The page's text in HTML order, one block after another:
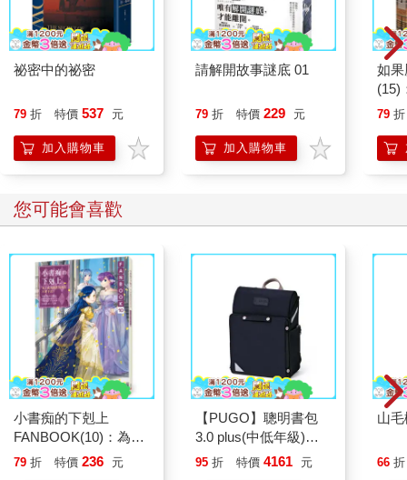
“也不是為我吧，尋根情意結髮作？CHN 102。她原本說和聽都勉
強會一點。終於學會寫她那草字頭的名字。原來是趙大眼的那
個‘薇’，咳！”張大言若有憾，心實喜之地眉飛色舞，“但是效果簡
直無聊。她那變態中文老師，上次發下一張表格，要求學生們弄
人物關係……我先暈了半天，蘇醒過來後，畫了X軸和Y軸，用四
個象限代表父系母系，男和女，費了吃奶的勁，解釋到半夜兩
點，才幫她理解過關。結果是最近她迷上看還豬，一邊看一邊向
“靠，那老師居心真與張導有一拼。”李三附議道。
“難得她情緒這麼高，有望被培養成中華文明的死忠扇子，”我笑，
“你別說，許多比中國人還熱愛中國的人是這麼湧現出來的。像辜
鴻銘，從小遊學英法德，灌了一肚子西學，到20多歲上，就因為
跟個中國文人聊了次天，立即對祖國文明傾倒，從此讀四書，寫
奏摺，當官，留辮子，納妾，到死都不亦樂乎。”
“你真相信一種文化――二十大幾的人了――可以被什麼熱情之類
的東西洗去嗎？天真了吧？”，張大欠欠身子，讓侍者上菜，“舉個
例子啊――也不是說她有什麼不對，但有時候我就是，感覺
很……荒謬……。比如說，剛剛熱火朝天幹完後，去衛生間，經
過她的電腦，開著excel，收支表上是她新做的這月的AA帳。我該
祕密中的祕密
79 折 特價 537 元
加入購物車
請解開故事謎底 01
79 折 特價 229 元
加入購物車
如
(15)
貓
79 折
您可能會喜歡
小書痴的下剋上
FANBOOK(10)：為了
成為圖書管理員不擇手
79 折 特價 236 元
【PUGO】聰明書包
3.0 plus(中低年級)酷
黑 全新進化玩美上市
95 折 特價 4161 元
山
66 折